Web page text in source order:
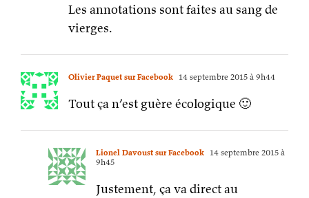
Les annotations sont faites au sang de
vierges.
Olivier Paquet sur Facebook 14 septembre 2015 à 9h44
Tout ça n’est guère écologique 🙂
Lionel Davoust sur Facebook 14 septembre 2015 à
9h45
Justement, ça va direct au